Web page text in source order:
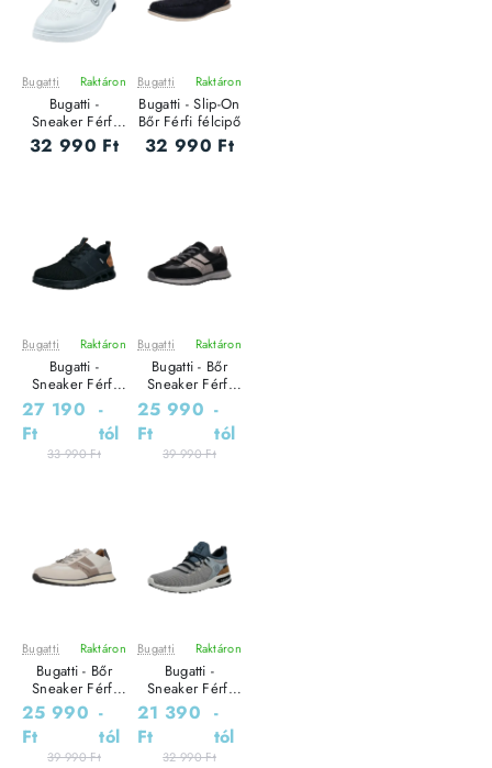
Bugatti Raktáron
Bugatti -
Sneaker Férfi
utcai cipő
32 990 Ft
Bugatti Raktáron
Bugatti - Slip-On
Bőr Férfi félcipő
32 990 Ft
Leárazás
Bugatti Raktáron
Bugatti -
Sneaker Férfi
utcai cipő
27 190
Ft
-
tól
33 990 Ft
Leárazás
Bugatti Raktáron
Bugatti - Bőr
Sneaker Férfi
utcai cipő
25 990
Ft
-
tól
39 990 Ft
Leárazás
Bugatti Raktáron
Bugatti - Bőr
Sneaker Férfi
utcai cipő
25 990
Ft
-
tól
39 990 Ft
Leárazás
Bugatti Raktáron
Bugatti -
Sneaker Férfi
utcai cipő
21 390
Ft
-
tól
32 990 Ft